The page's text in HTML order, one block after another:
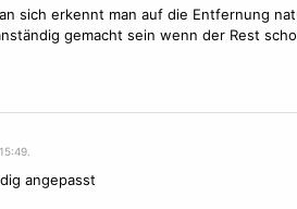
an sich erkennt man auf die Entfernung
gemacht sein wenn der Rest
angepasst